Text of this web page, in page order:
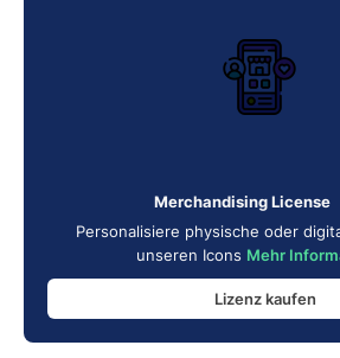
Merchandising License
Personalisiere physische oder
unseren Icons Mehr
Lizenz kaufen